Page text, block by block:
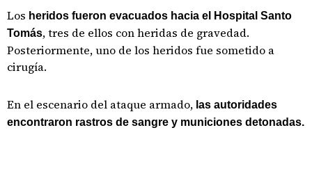
Los heridos fueron evacuados hacia el Hospital Santo
Tomás, tres de ellos con heridas de gravedad.
Posteriormente, uno de los heridos fue sometido a
cirugía.
En el escenario del ataque armado, las autoridades
encontraron rastros de sangre y municiones detonadas.